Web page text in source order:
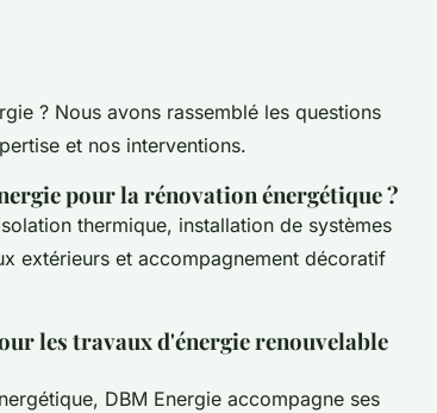
? Nous avons rassemblé les questions
et nos interventions.
pour la rénovation énergétique ?
thermique, installation de systèmes
extérieurs et accompagnement décoratif
les travaux d'énergie renouvelable
DBM Energie accompagne ses